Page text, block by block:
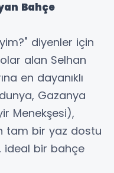
Bahçe
diyenler için
alan Selhan
en dayanıklı
Gazanya
Menekşesi),
tam bir yaz dostu
ideal bir bahçe